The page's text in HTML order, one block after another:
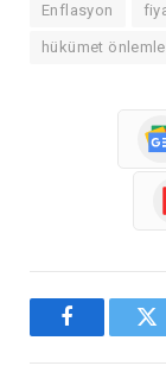
Enflasyon
hükümet
Facebook